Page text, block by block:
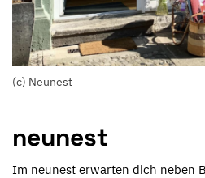
(c) Neunest
neunest
Im neunest erwarten dich neben